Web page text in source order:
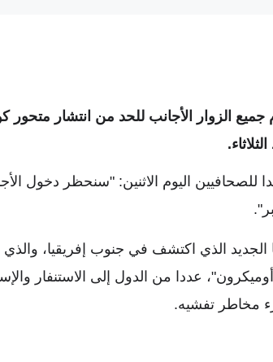
الزوار الأجانب للحد من انتشار متحور
للصحافيين اليوم الاثنين: "سنحظر دخول
الذي اكتشف في جنوب إفريقيا، والذي
عددا من الدول إلى الاستنفار
مخاطر تفشيه.